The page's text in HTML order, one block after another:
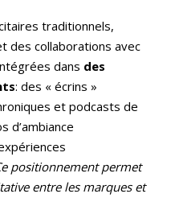
traditionnels,
des collaborations avec
dans des
: des « écrins »
et podcasts de
d’ambiance
positionnement permet
entre les marques et